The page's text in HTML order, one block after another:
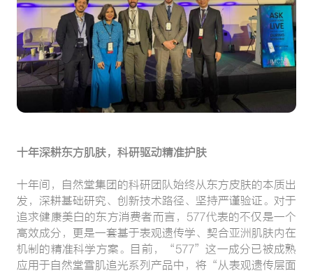
十年深耕东方肌肤，科研驱动精准护肤
十年间，自然堂集团的科研团队始终从东方皮肤的本质出
发，深耕基础研究、创新技术路径、坚持严谨验证。对于
追求健康美白的东方消费者而言，577代表的不仅是一个
高效成分，更是一套基于表观遗传学、契合亚洲肌肤内在
机制的精准科学方案。目前，“577”这一成分已被成熟
应用于自然堂雪肌追光系列产品中，将“从表观遗传层面